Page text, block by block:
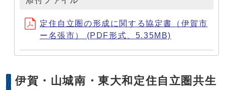
定住自立圏の形成に関する協定書（伊賀市
ー名張市） (PDF形式、5.35MB)
伊賀・山城南・東大和定住自立圏共生